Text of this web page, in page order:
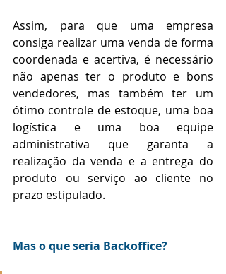
Assim, para que uma empresa
consiga realizar uma venda de forma
coordenada e acertiva, é necessário
não apenas ter o produto e bons
vendedores, mas também ter um
ótimo controle de estoque, uma boa
logística e uma boa equipe
administrativa que garanta a
realização da venda e a entrega do
produto ou serviço ao cliente no
prazo estipulado.
Mas o que seria Backoffice?